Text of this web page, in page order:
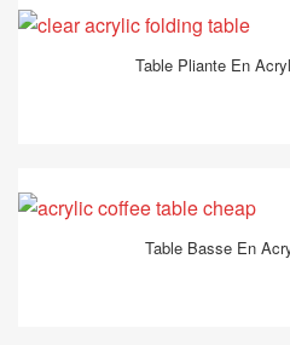
Table Pliante En
Table Basse En